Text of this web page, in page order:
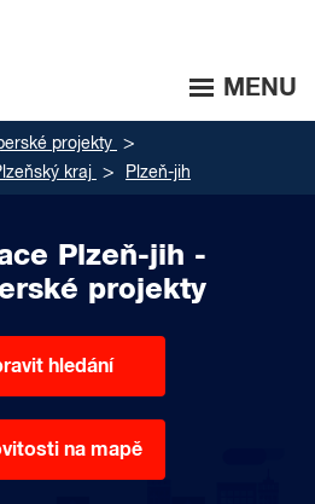
MENU
projekty
kraj Plzeň-jih
Plzeň-jih -
projekty
hledání
na mapě